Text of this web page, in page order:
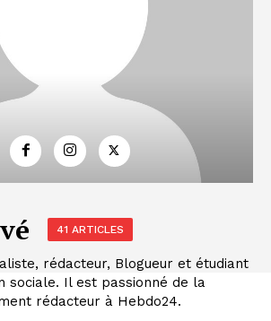
41 ARTICLES
rédacteur, Blogueur et étudiant
sociale. Il est passionné de la
rédacteur à Hebdo24.